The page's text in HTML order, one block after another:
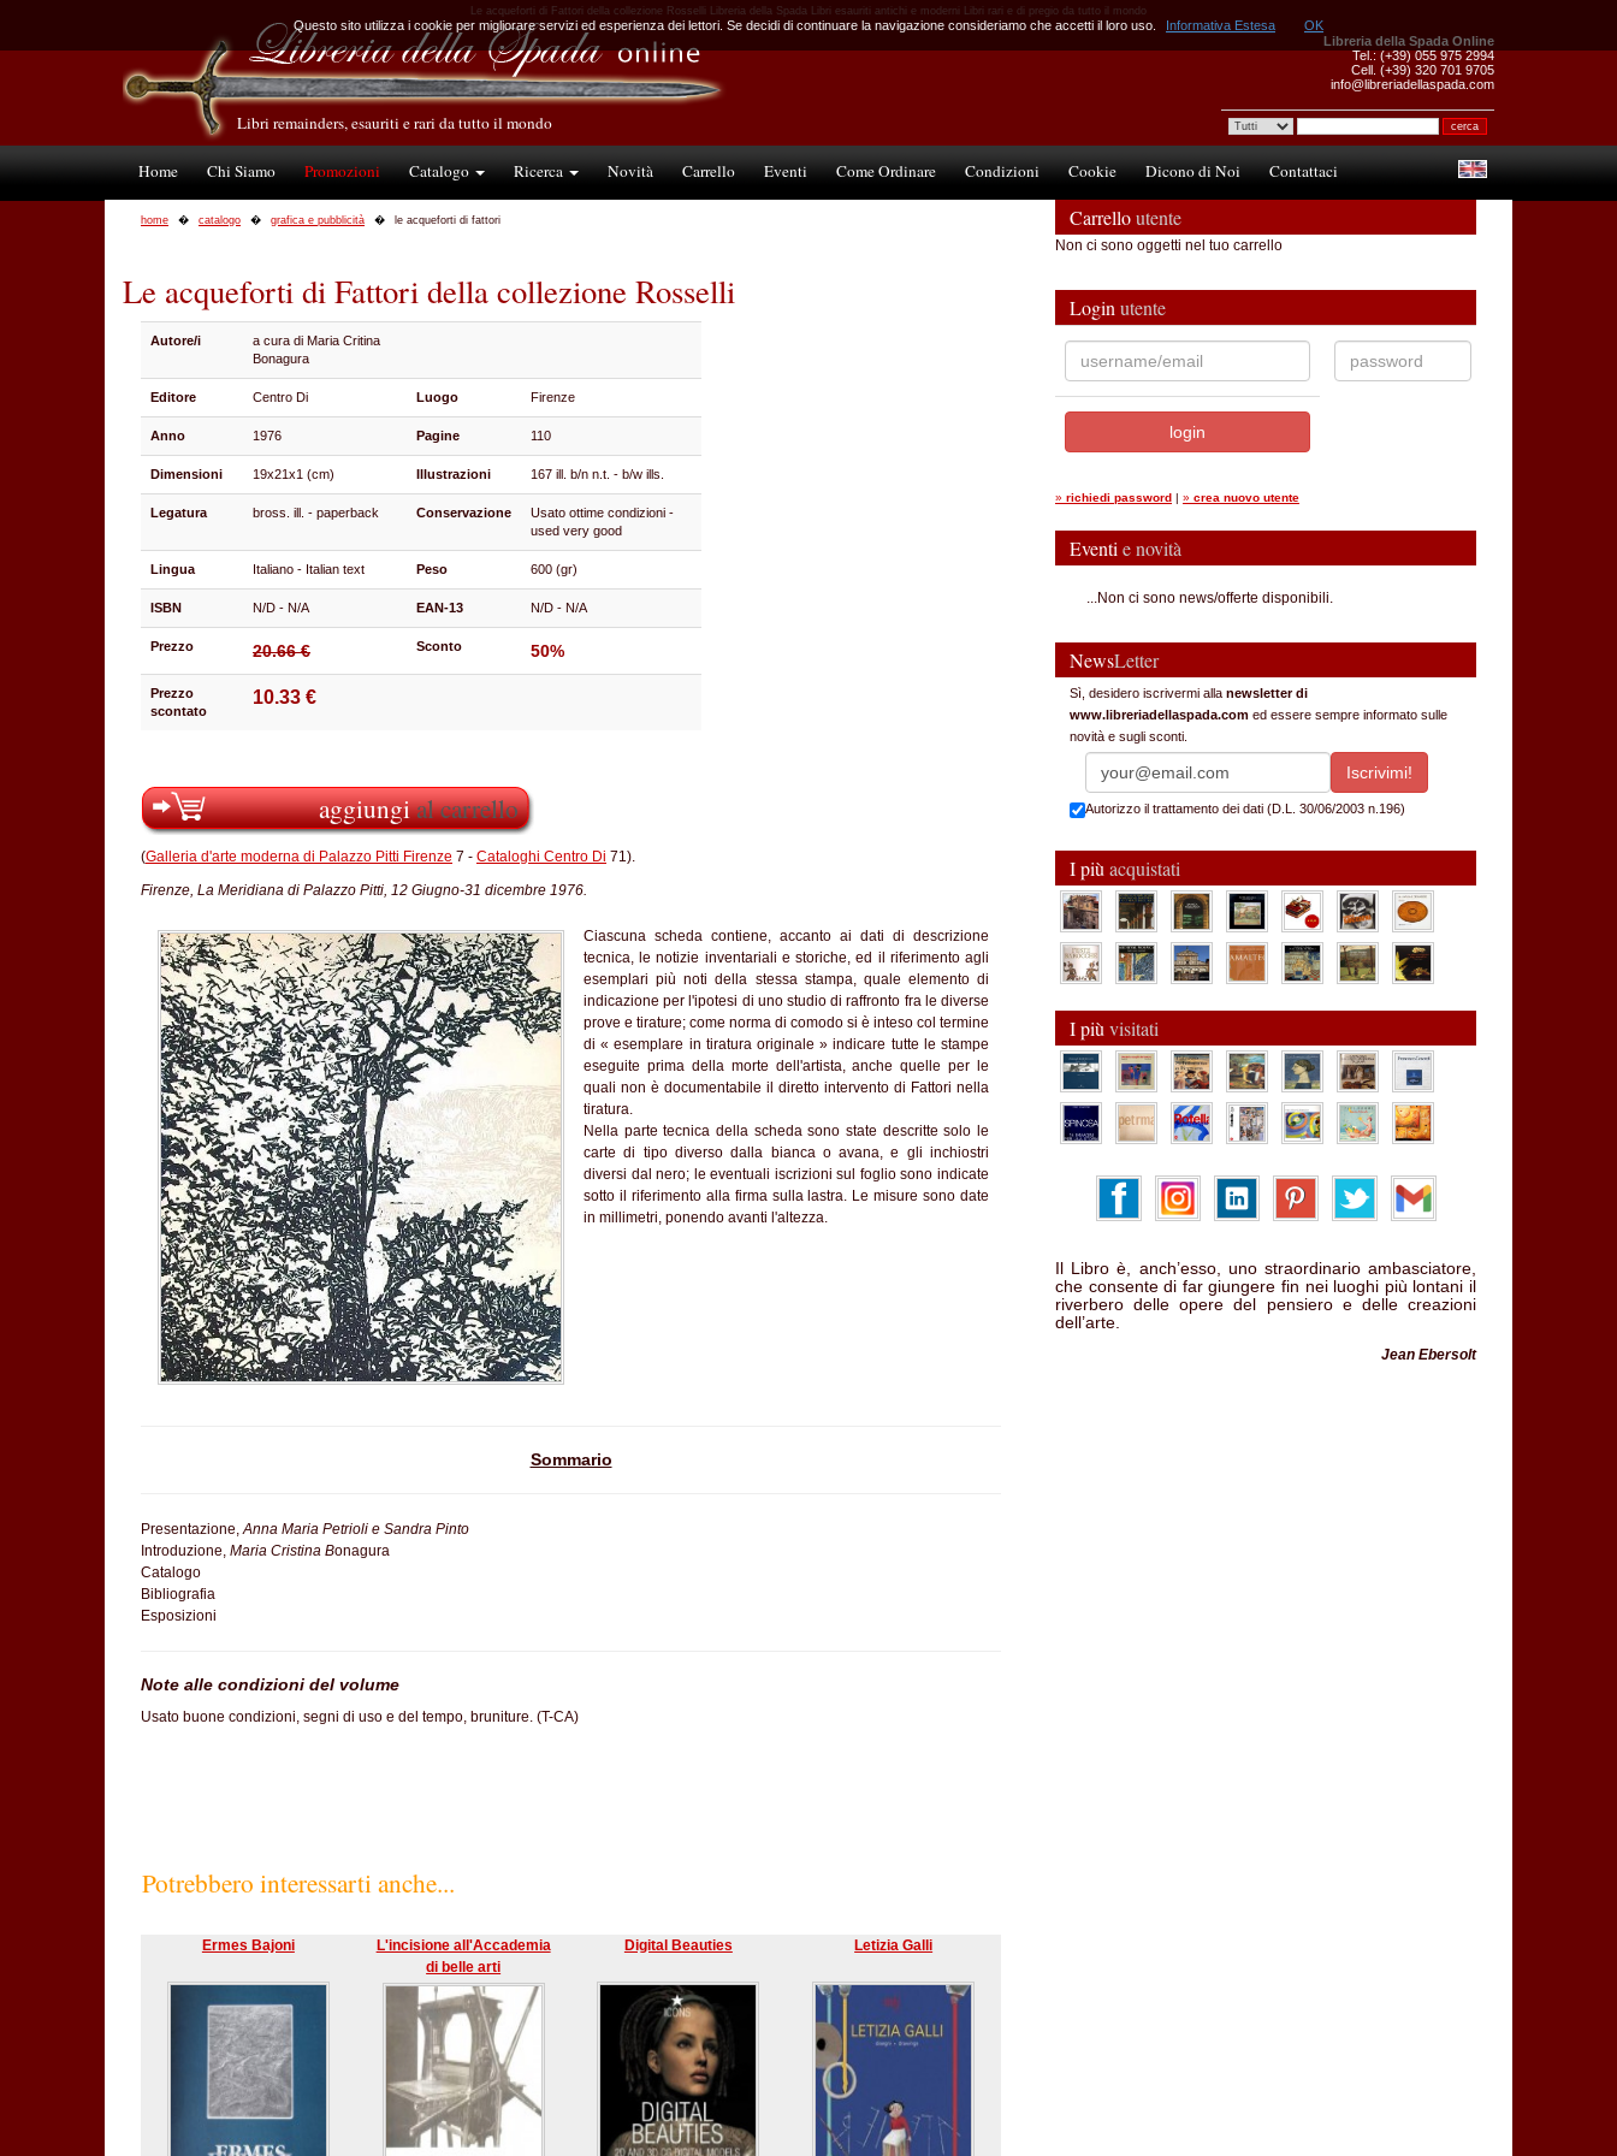
Le acqueforti di Fattori della collezione Rosselli Libreria della Spada Libri esauriti antichi e moderni Libri rari e di pregio da tutto il mondo
Libreria della Spada Online
Tel.: (+39) 055 975 2994
Cell. (+39) 320 701 9705
info@libreriadellaspada.com
Libri remainders, esauriti e rari da tutto il mondo
Home Chi Siamo Promozioni Catalogo Ricerca Novità Carrello Eventi Come Ordinare Condizioni Cookie Dicono di Noi Contattaci
home catalogo grafica e pubblicità le acqueforti di fattori
Le acqueforti di Fattori della collezione Rosselli
Autore/i
a cura di Maria Critina
Bonagura
Editore Centro Di Luogo Firenze
Anno 1976 Pagine 110
Dimensioni 19x21x1 (cm) Illustrazioni 167 ill. b/n n.t. - b/w ills.
Legatura bross. ill. - paperback Conservazione
Usato ottime condizioni -
used very good
Lingua Italiano - Italian text Peso 600 (gr)
ISBN N/D - N/A EAN-13 N/D - N/A
Prezzo 20.66 € Sconto 50%
Prezzo
scontato
10.33 €
aggiungial carrello
(Galleria d'arte moderna di Palazzo Pitti Firenze 7 - Cataloghi Centro Di 71).
Firenze, La Meridiana di Palazzo Pitti, 12 Giugno-31 dicembre 1976.
Ciascuna scheda contiene, accanto ai dati di descrizione
tecnica, le notizie inventariali e storiche, ed il riferimento agli
esemplari più noti della stessa stampa, quale elemento di
indicazione per l'ipotesi di uno studio di raffronto fra le diverse
prove e tirature; come norma di comodo si è inteso col termine
di « esemplare in tiratura originale » indicare tutte le stampe
eseguite prima della morte dell'artista, anche quelle per le
quali non è documentabile il diretto intervento di Fattori nella
tiratura.
Nella parte tecnica della scheda sono state descritte solo le
carte di tipo diverso dalla bianca o avana, e gli inchiostri
diversi dal nero; le eventuali iscrizioni sul foglio sono indicate
sotto il riferimento alla firma sulla lastra. Le misure sono date
in millimetri, ponendo avanti l'altezza.
Sommario
Presentazione,Anna Maria Petrioli e Sandra Pinto
Introduzione, Maria Cristina Bonagura
Catalogo
Bibliografia
Esposizioni
Note alle condizioni del volume
Usato buone condizioni, segni di uso e del tempo, bruniture. (T-CA)
Potrebbero interessarti anche...
Ermes Bajoni
L'incisione all'Accademia
di belle arti
Digital Beauties Letizia Galli
Carrelloutente
Non ci sono oggetti nel tuo carrello
Login utente
» richiedi password | » crea nuovo utente
Eventi e novità
...Non ci sono news/offerte disponibili.
NewsLetter
Sì, desidero iscrivermi alla newsletter di
www.libreriadellaspada.com ed essere sempre informato sulle
novità e sugli sconti.
Autorizzo il trattamento dei dati (D.L. 30/06/2003 n.196)
I più acquistati
I più visitati
Il Libro è, anch’esso, uno straordinario ambasciatore,
che consente di far giungere fin nei luoghi più lontani il
riverbero delle opere del pensiero e delle creazioni
dell’arte.
Jean Ebersolt
Questo sito utilizza i cookie per migliorare servizi ed esperienza dei lettori. Se decidi di continuare la navigazione consideriamo che accetti il loro uso. Informativa Estesa OK